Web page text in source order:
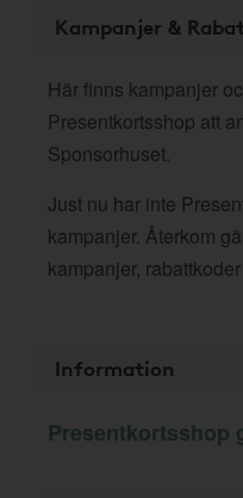
Kampanjer &
Här finns kampanjer
Presentkortsshop att
Sponsorhuset.
Just nu har inte
kampanjer. Återkom
kampanjer,
Information
Presentkortsshop